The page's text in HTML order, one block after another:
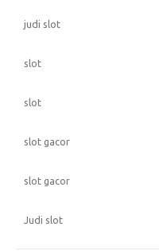
judi slot
slot
slot
slot gacor
slot gacor
Judi slot